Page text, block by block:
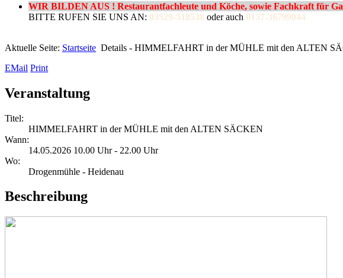
WIR BILDEN AUS ! Restaurantfachleute und Köche, sowie Fachkraft für
BITTE RUFEN SIE UNS AN: 03529-518538 oder auch 0157-36799044
Aktuelle Seite: Startseite Details - HIMMELFAHRT in der MÜHLE mit den ALTEN
EMail Print
Veranstaltung
Titel:
HIMMELFAHRT in der MÜHLE mit den ALTEN SÄCKEN
Wann:
14.05.2026 10.00 Uhr - 22.00 Uhr
Wo:
Drogenmühle - Heidenau
Beschreibung